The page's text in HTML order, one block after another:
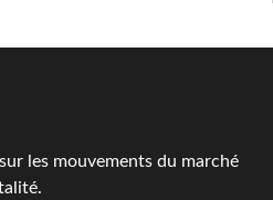
les mouvements du marché